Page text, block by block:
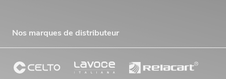
Nos marques de distributeur